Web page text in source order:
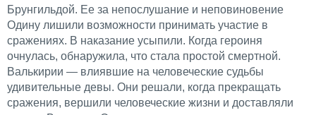
Брунгильдой. Ее за непослушание и неповиновение
Одину лишили возможности принимать участие в
сражениях. В наказание усыпили. Когда героиня
очнулась, обнаружила, что стала простой смертной.
Валькирии — влиявшие на человеческие судьбы
удивительные девы. Они решали, когда прекращать
сражения, вершили человеческие жизни и доставляли